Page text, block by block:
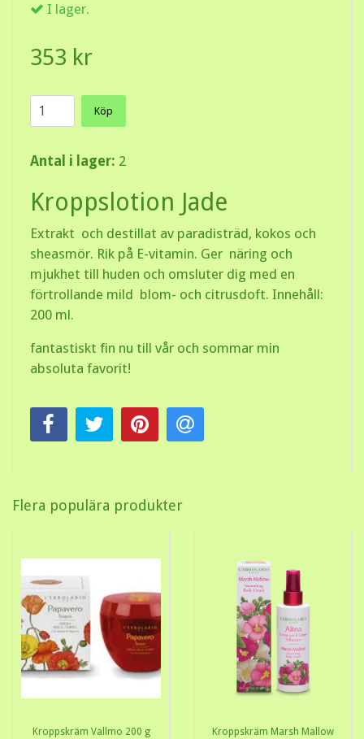
I lager.
353 kr
Köp
Antal i lager: 2
Kroppslotion Jade
Extrakt och destillat av paradisträd, kokos och
sheasmör. Rik på E-vitamin. Ger näring och
mjukhet till huden och omsluter dig med en
förtrollande mild blom- och citrusdoft. Innehåll:
200 ml.
fantastiskt fin nu till vår och sommar min
absoluta favorit!
Flera populära produkter
Kroppskräm Vallmo 200 g
Kroppskräm Marsh Mallow